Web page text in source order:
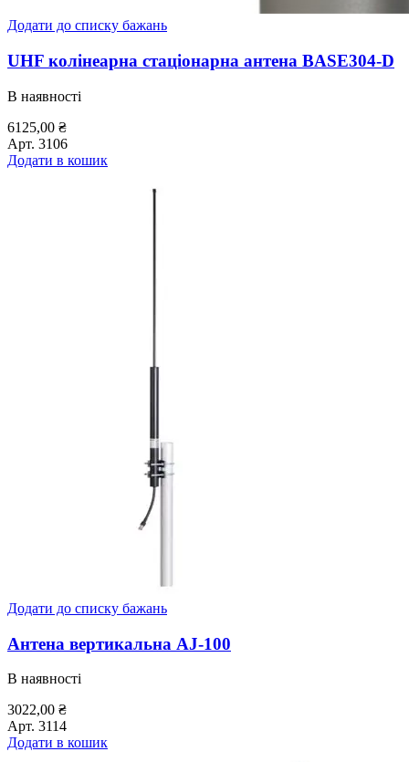
Додати до списку бажань
UHF колінеарна стаціонарна антена BASE304-D
В наявності
6125,00 ₴
Арт. 3106
Додати в кошик
Додати до списку бажань
Антена вертикальна AJ-100
В наявності
3022,00 ₴
Арт. 3114
Додати в кошик